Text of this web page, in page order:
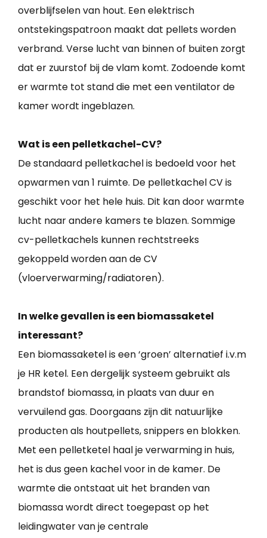
overblijfselen van hout. Een elektrisch
ontstekingspatroon maakt dat pellets worden
verbrand. Verse lucht van binnen of buiten zorgt
dat er zuurstof bij de vlam komt. Zodoende komt
er warmte tot stand die met een ventilator de
kamer wordt ingeblazen.
Wat is een pelletkachel-CV?
De standaard pelletkachel is bedoeld voor het
opwarmen van 1 ruimte. De pelletkachel CV is
geschikt voor het hele huis. Dit kan door warmte
lucht naar andere kamers te blazen. Sommige
cv-pelletkachels kunnen rechtstreeks
gekoppeld worden aan de CV
(vloerverwarming/radiatoren).
In welke gevallen is een biomassaketel
interessant?
Een biomassaketel is een ‘groen’ alternatief i.v.m
je HR ketel. Een dergelijk systeem gebruikt als
brandstof biomassa, in plaats van duur en
vervuilend gas. Doorgaans zijn dit natuurlijke
producten als houtpellets, snippers en blokken.
Met een pelletketel haal je verwarming in huis,
het is dus geen kachel voor in de kamer. De
warmte die ontstaat uit het branden van
biomassa wordt direct toegepast op het
leidingwater van je centrale